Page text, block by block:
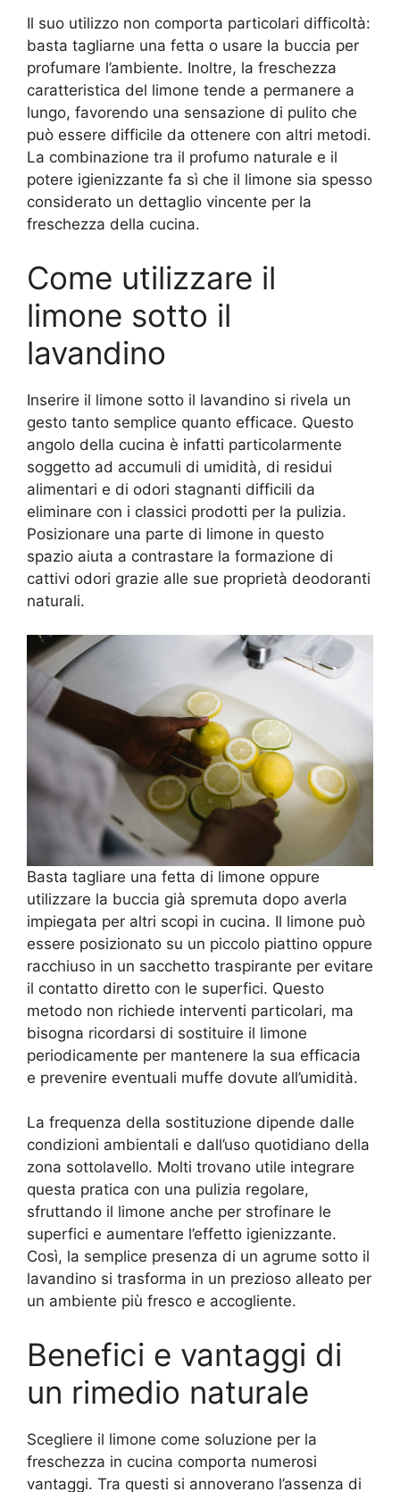
Il suo utilizzo non comporta particolari difficoltà:
basta tagliarne una fetta o usare la buccia per
profumare l’ambiente. Inoltre, la freschezza
caratteristica del limone tende a permanere a
lungo, favorendo una sensazione di pulito che
può essere difficile da ottenere con altri metodi.
La combinazione tra il profumo naturale e il
potere igienizzante fa sì che il limone sia spesso
considerato un dettaglio vincente per la
freschezza della cucina.
Come utilizzare il
limone sotto il
lavandino
Inserire il limone sotto il lavandino si rivela un
gesto tanto semplice quanto efficace. Questo
angolo della cucina è infatti particolarmente
soggetto ad accumuli di umidità, di residui
alimentari e di odori stagnanti difficili da
eliminare con i classici prodotti per la pulizia.
Posizionare una parte di limone in questo
spazio aiuta a contrastare la formazione di
cattivi odori grazie alle sue proprietà deodoranti
naturali.
Basta tagliare una fetta di limone oppure
utilizzare la buccia già spremuta dopo averla
impiegata per altri scopi in cucina. Il limone può
essere posizionato su un piccolo piattino oppure
racchiuso in un sacchetto traspirante per evitare
il contatto diretto con le superfici. Questo
metodo non richiede interventi particolari, ma
bisogna ricordarsi di sostituire il limone
periodicamente per mantenere la sua efficacia
e prevenire eventuali muffe dovute all’umidità.
La frequenza della sostituzione dipende dalle
condizioni ambientali e dall’uso quotidiano della
zona sottolavello. Molti trovano utile integrare
questa pratica con una pulizia regolare,
sfruttando il limone anche per strofinare le
superfici e aumentare l’effetto igienizzante.
Così, la semplice presenza di un agrume sotto il
lavandino si trasforma in un prezioso alleato per
un ambiente più fresco e accogliente.
Benefici e vantaggi di
un rimedio naturale
Scegliere il limone come soluzione per la
freschezza in cucina comporta numerosi
vantaggi. Tra questi si annoverano l’assenza di